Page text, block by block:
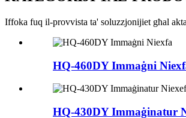
Iffoka fuq il-provvista ta' soluzzjonijiet għal
HQ-460DY Immaġni
HQ-430DY Immaġinatur